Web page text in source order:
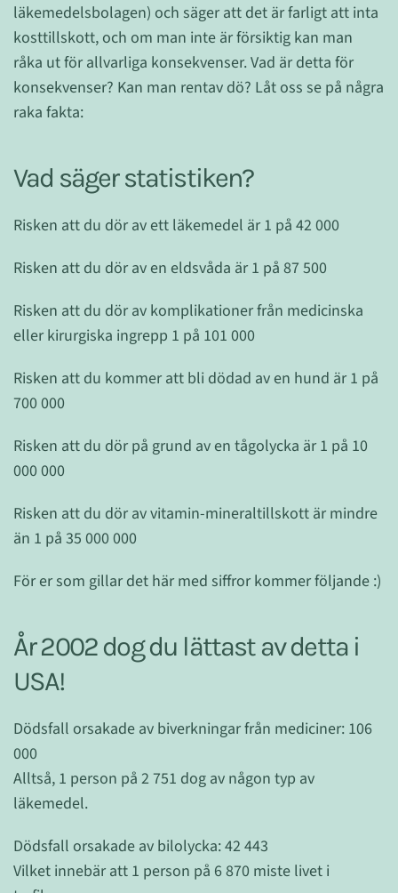
läkemedelsbolagen) och säger att det är farligt att inta
kosttillskott, och om man inte är försiktig kan man
råka ut för allvarliga konsekvenser. Vad är detta för
konsekvenser? Kan man rentav dö? Låt oss se på några
raka fakta:
Vad säger statistiken?
Risken att du dör av ett läkemedel är 1 på 42 000
Risken att du dör av en eldsvåda är 1 på 87 500
Risken att du dör av komplikationer från medicinska
eller kirurgiska ingrepp 1 på 101 000
Risken att du kommer att bli dödad av en hund är 1 på
700 000
Risken att du dör på grund av en tågolycka är 1 på 10
000 000
Risken att du dör av vitamin-mineraltillskott är mindre
än 1 på 35 000 000
För er som gillar det här med siffror kommer följande :)
År 2002 dog du lättast av detta i
USA!
Dödsfall orsakade av biverkningar från mediciner: 106
000
Alltså, 1 person på 2 751 dog av någon typ av
läkemedel.
Dödsfall orsakade av bilolycka: 42 443
Vilket innebär att 1 person på 6 870 miste livet i